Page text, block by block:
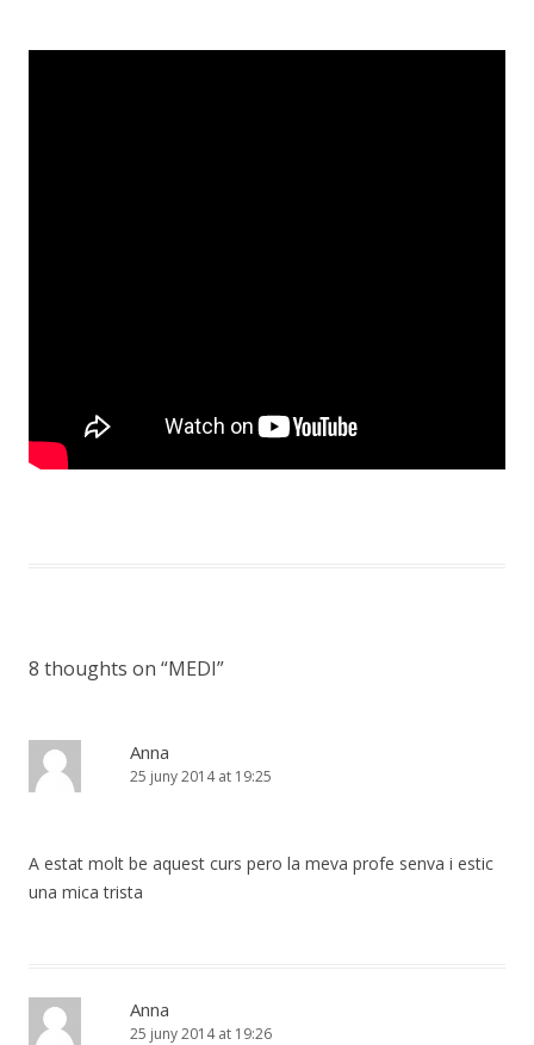
8 thoughts on “MEDI”
Anna
25 juny 2014 at 19:25
A estat molt be aquest curs pero la meva profe senva i estic
una mica trista
Anna
25 juny 2014 at 19:26